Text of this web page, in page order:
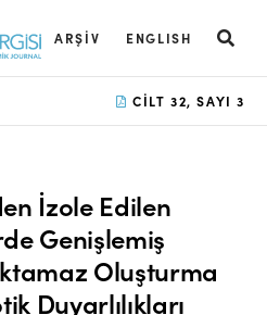
ARŞIV ENGLISH
CILT 32, SAYI 3
İzole Edilen
Genişlemiş
Oluşturma
Duyarlılıkları